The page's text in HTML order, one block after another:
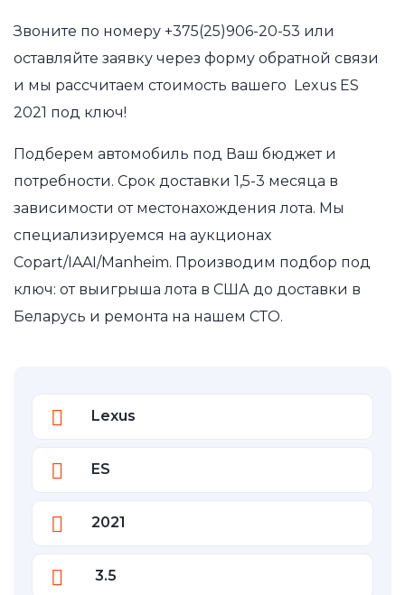
Звоните по номеру +375(25)906-20-53 или
оставляйте заявку через форму обратной связи
и мы рассчитаем стоимость вашего Lexus ES
2021 под ключ!
Подберем автомобиль под Ваш бюджет и
потребности. Срок доставки 1,5-3 месяца в
зависимости от местонахождения лота. Мы
специализируемся на аукционах
Copart/IAAI/Manheim. Производим подбор под
ключ: от выигрыша лота в США до доставки в
Беларусь и ремонта на нашем СТО.
Lexus
ES
2021
3.5